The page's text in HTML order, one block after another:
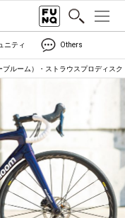
ニティ Others
ルーム）・ストラウスプロディス